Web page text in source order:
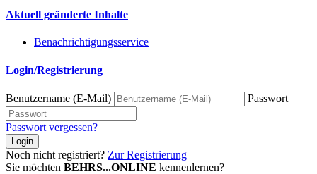
Aktuell geänderte Inhalte
Benachrichtigungsservice
Login/Registrierung
Benutzername (E-Mail) Passwort
Passwort vergessen?
Login
Noch nicht registriert? Zur Registrierung
Sie möchten BEHRS...ONLINE kennenlernen?